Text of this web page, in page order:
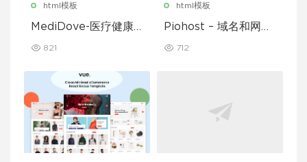
html模板
MediDove-医疗健康H
821
html模板
Piohost – 域名和网站
712